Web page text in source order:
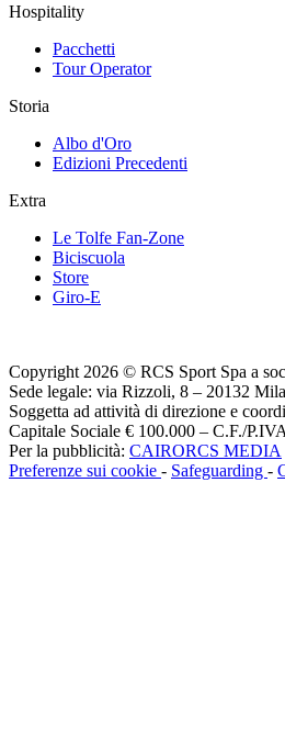
Hospitality
Pacchetti
Tour Operator
Storia
Albo d'Oro
Edizioni Precedenti
Extra
Le Tolfe Fan-Zone
Biciscuola
Store
Giro-E
Copyright 2026 © RCS Sport Spa a
Sede legale: via Rizzoli, 8 – 20132
Soggetta ad attività di direzione e
Capitale Sociale € 100.000 – C.F./
Per la pubblicità: CAIRORCS MEDIA
Preferenze sui cookie - Safeguarding -